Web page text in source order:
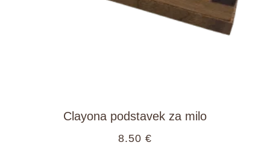
Clayona podstavek za milo
8.50 €